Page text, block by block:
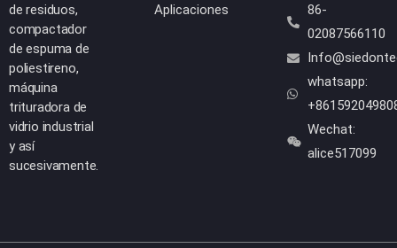
86-
02087566110
whatsapp:
Wechat:
alice517099
Aplicaciones
de residuos,
compactador
de espuma de
poliestireno,
máquina
trituradora de
vidrio industrial
y así
sucesivamente.